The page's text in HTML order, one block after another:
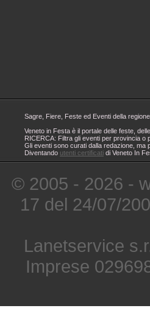
Sagre, Fiere, Feste ed Eventi della regione
Veneto in Festa è il portale delle feste,
RICERCA: Filtra gli eventi per provincia o
Gli eventi sono curati dalla redazione,
Diventando utenti certificati di Veneto In
© 2005 - 2026 -
17 del 24/07/
Lanetservice
Imprese